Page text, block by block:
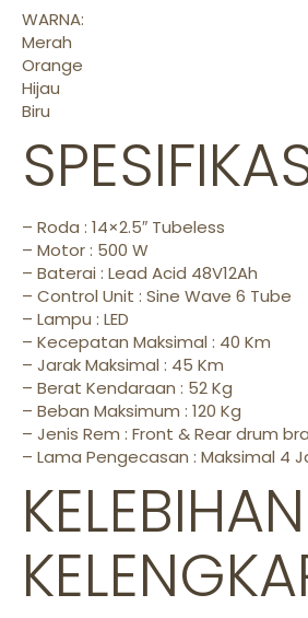
WARNA:
Merah
Orange
Hijau
Biru
– Roda : 14×2.5″ Tubeless
– Motor : 500 W
– Baterai : Lead Acid 48V12Ah
– Control Unit : Sine Wave 6 Tube
– Lampu : LED
– Kecepatan Maksimal : 40 Km
– Jarak Maksimal : 45 Km
– Berat Kendaraan : 52 Kg
– Beban Maksimum : 120 Kg
– Jenis Rem : Front & Rear drum
– Lama Pengecasan : Maksimal 4